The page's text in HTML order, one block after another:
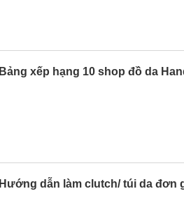
Bảng xếp hạng 10 shop đồ da
Hướng dẫn làm clutch/ túi da đơn